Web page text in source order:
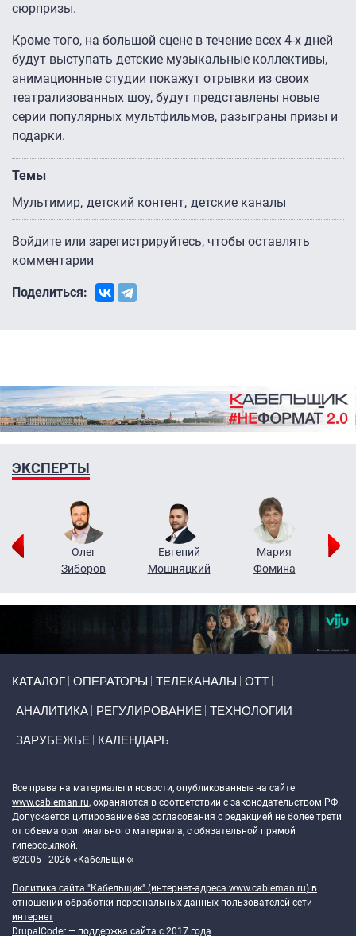
сюрпризы.
Кроме того, на большой сцене в течение всех 4-х дней
будут выступать детские музыкальные коллективы,
анимационные студии покажут отрывки из своих
театрализованных шоу, будут представлены новые
серии популярных мультфильмов, разыграны призы и
подарки.
Темы
Мультимир детский контент детские каналы
Войдите или зарегистрируйтесь, чтобы оставлять
комментарии
Поделиться:
ЭКСПЕРТЫ
Олег
Зиборов
Евгений
Мошняцкий
Мария
Фомина
КАТАЛОГ ОПЕРАТОРЫ ТЕЛЕКАНАЛЫ ОТТ
АНАЛИТИКА РЕГУЛИРОВАНИЕ ТЕХНОЛОГИИ
ЗАРУБЕЖЬЕ КАЛЕНДАРЬ
Все права на материалы и новости, опубликованные на сайте
www.cableman.ru, охраняются в соответствии с законодательством РФ.
Допускается цитирование без согласования с редакцией не более трети
от объема оригинального материала, с обязательной прямой
гиперссылкой.
©2005 - 2026 «Кабельщик»
Политика сайта "Кабельщик" (интернет-адреса www.cableman.ru) в
отношении обработки персональных данных пользователей сети
интернет
DrupalCoder — поддержка сайта c 2017 года